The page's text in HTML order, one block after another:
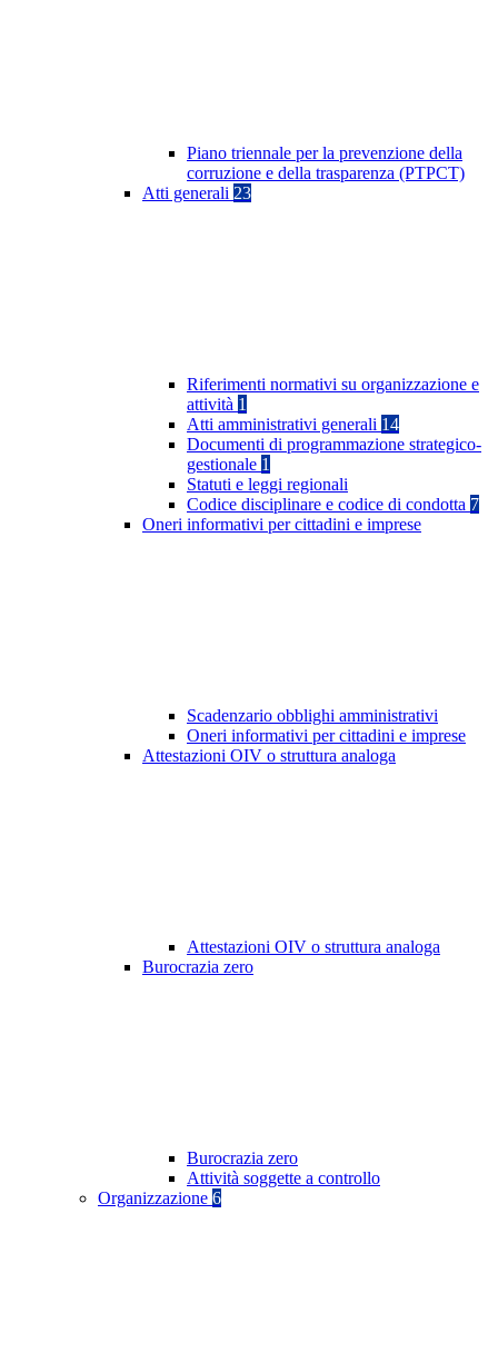
Piano triennale per la prevenzione della
corruzione e della trasparenza (PTPCT)
Atti generali 23
Riferimenti normativi su organizzazione e
attività 1
Atti amministrativi generali 14
Documenti di programmazione strategico-
gestionale 1
Statuti e leggi regionali
Codice disciplinare e codice di condotta 7
Oneri informativi per cittadini e imprese
Scadenzario obblighi amministrativi
Oneri informativi per cittadini e imprese
Attestazioni OIV o struttura analoga
Attestazioni OIV o struttura analoga
Burocrazia zero
Burocrazia zero
Attività soggette a controllo
Organizzazione 6